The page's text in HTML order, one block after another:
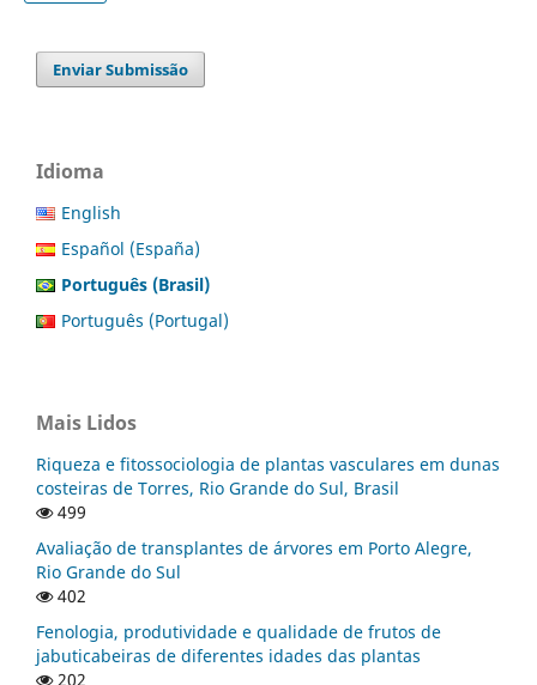
Enviar Submissão
Idioma
English
Español (España)
Português (Brasil)
Português (Portugal)
Mais Lidos
Riqueza e fitossociologia de plantas vasculares em dunas
costeiras de Torres, Rio Grande do Sul, Brasil
499
Avaliação de transplantes de árvores em Porto Alegre,
Rio Grande do Sul
402
Fenologia, produtividade e qualidade de frutos de
jabuticabeiras de diferentes idades das plantas
202